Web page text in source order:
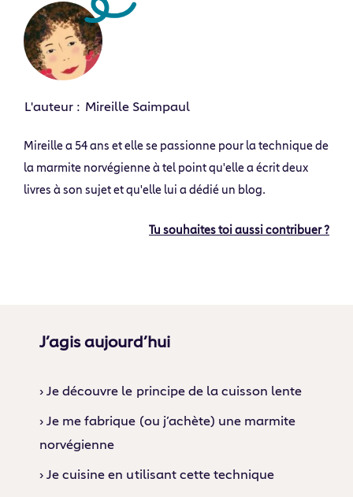
L'auteur : Mireille Saimpaul
Mireille a 54 ans et elle se passionne pour la technique de
la marmite norvégienne à tel point qu'elle a écrit deux
livres à son sujet et qu'elle lui a dédié un blog.
Tu souhaites toi aussi contribuer ?
J’agis aujourd’hui
› Je découvre le principe de la cuisson lente
› Je me fabrique (ou j’achète) une marmite
norvégienne
› Je cuisine en utilisant cette technique